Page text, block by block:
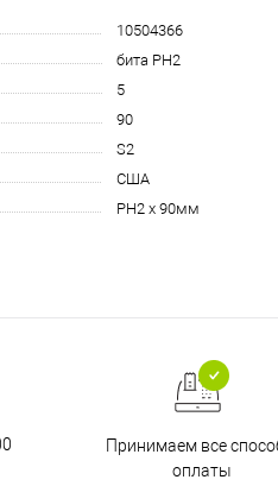
10504366
бита PH2
5
90
S2
США
PH2 x 90мм
Принимаем все
оплаты